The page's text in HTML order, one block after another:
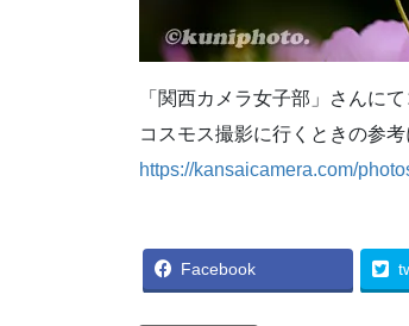
「関西カメラ女子部」さんに
コスモス撮影に行くときの参考
https://kansaicamera.com/
Facebook